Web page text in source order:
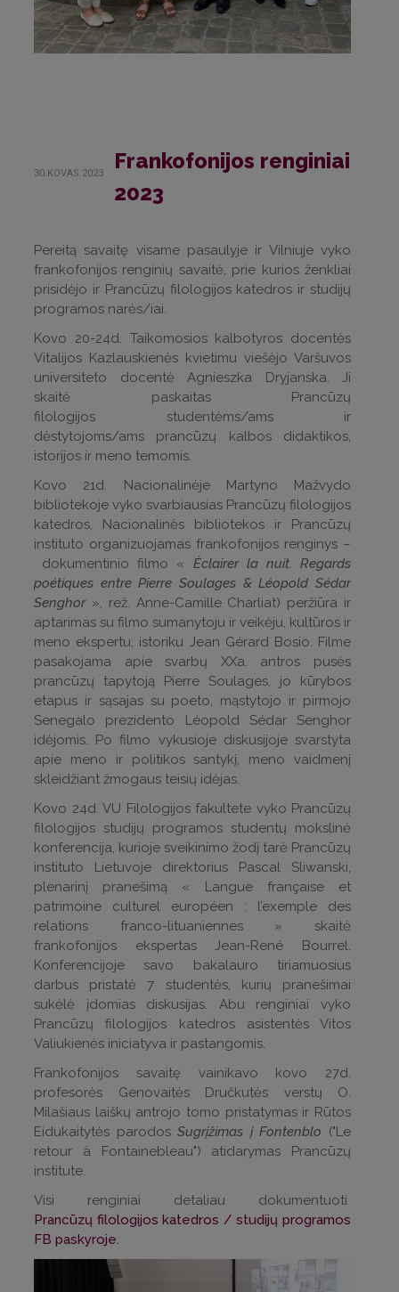
30.KOVAS.2023
Frankofonijos renginiai
2023
Pereitą savaitę visame pasaulyje ir Vilniuje vyko
frankofonijos renginių savaitė, prie kurios ženkliai
prisidėjo ir Prancūzų filologijos katedros ir studijų
programos narės/iai.
Kovo 20-24d. Taikomosios kalbotyros docentės
Vitalijos Kazlauskienės kvietimu viešėjo Varšuvos
universiteto docentė Agnieszka Dryjanska. Ji
skaitė paskaitas Prancūzų
filologijos studentėms/ams ir
dėstytojoms/ams prancūzų kalbos didaktikos,
istorijos ir meno temomis.
Kovo 21d. Nacionalinėje Martyno Mažvydo
bibliotekoje vyko svarbiausias Prancūzų filologijos
katedros, Nacionalinės bibliotekos ir Prancūzų
instituto organizuojamas frankofonijos renginys –
dokumentinio filmo « Éclairer la nuit. Regards
poétiques entre Pierre Soulages & Léopold Sédar
Senghor», rež. Anne-Camille Charliat) peržiūra ir
aptarimas su filmo sumanytoju ir veikėju, kultūros ir
meno ekspertu, istoriku Jean Gérard Bosio. Filme
pasakojama apie svarbų XXa. antros pusės
prancūzų tapytoją Pierre Soulages, jo kūrybos
etapus ir sąsajas su poeto, mąstytojo ir pirmojo
Senegalo prezidento Léopold Sédar Senghor
idėjomis. Po filmo vykusioje diskusijoje svarstyta
apie meno ir politikos santykį, meno vaidmenį
skleidžiant žmogaus teisių idėjas.
Kovo 24d. VU Filologijos fakultete vyko Prancūzų
filologijos studijų programos studentų mokslinė
konferencija, kurioje sveikinimo žodį tarė Prancūzų
instituto Lietuvoje direktorius Pascal Sliwanski,
plenarinį pranešimą « Langue française et
patrimoine culturel européen : l’exemple des
relations franco-lituaniennes » skaitė
frankofonijos ekspertas
Jean-René Bourrel.
Konferencijoje savo bakalauro tiriamuosius
darbus pristatė 7 studentės, kurių pranešimai
sukėlė įdomias diskusijas. Abu renginiai vyko
Prancūzų filologijos katedros asistentės Vitos
Valiukienės iniciatyva ir pastangomis.
Frankofonijos savaitę vainikavo kovo 27d.
profesorės Genovaitės Dručkutės verstų O.
Milašiaus laiškų antrojo tomo pristatymas ir Rūtos
Eidukaitytės parodosSugrįžimas į Fontenblo ("Le
retour à Fontainebleau") atidarymas Prancūzų
institute.
Visi renginiai detaliau dokumentuoti
Prancūzų filologijos katedros / studijų programos
FB paskyroje.